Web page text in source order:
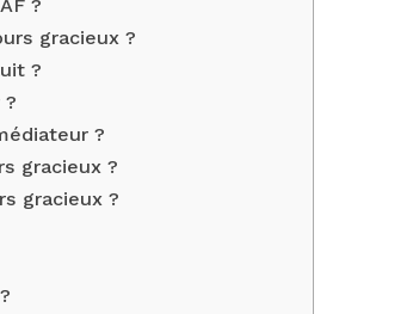
?
gracieux ?
?
?
?
gracieux ?
gracieux ?